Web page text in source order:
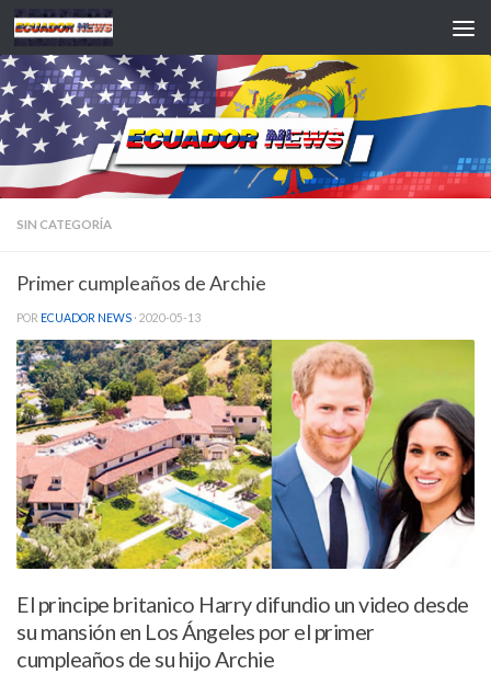
Saltar al contenido
SIN CATEGORÍA
Primer cumpleaños de Archie
POR ECUADOR NEWS · 2020-05-13
El principe britanico Harry difundio un video desde
su mansión en Los Ángeles por el primer
cumpleaños de su hijo Archie